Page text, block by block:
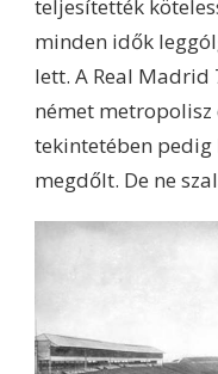
teljesítették
minden idők
lett. A Real Madrid
német metropolisz
tekintetében
megdőlt. De ne